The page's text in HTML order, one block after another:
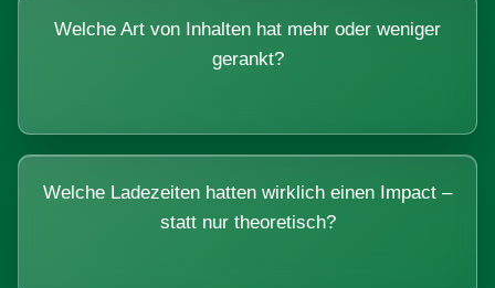
Welche Art von Inhalten hat mehr oder weniger
gerankt?
Welche Ladezeiten hatten wirklich einen Impact –
statt nur theoretisch?